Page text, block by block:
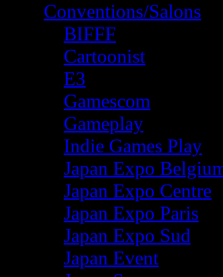
Conventions/Salons
BIFFF
Cartoonist
E3
Gamescom
Gameplay
Indie Games Play
Japan Expo
Japan Expo Centre
Japan Expo Paris
Japan Expo Sud
Japan Event